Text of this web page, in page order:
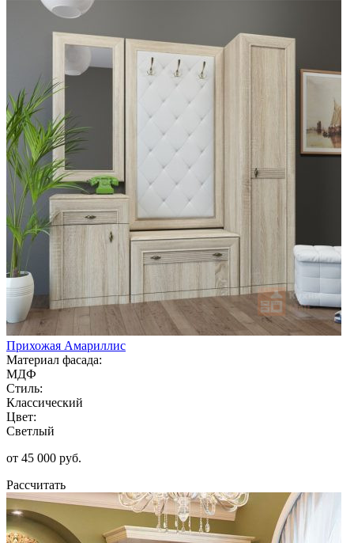
Прихожая Амариллис
Материал фасада:
МДФ
Стиль:
Классический
Цвет:
Светлый
от 45 000 руб.
Рассчитать